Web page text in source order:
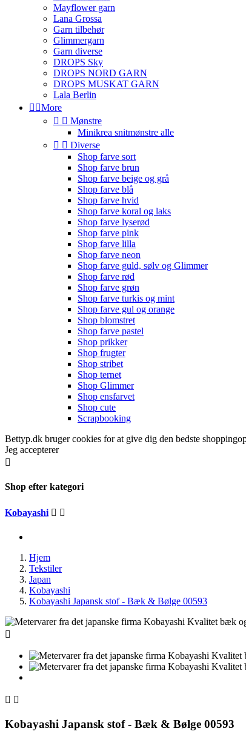
Mayflower garn
Lana Grossa
Garn tilbehør
Glimmergarn
Garn diverse
DROPS Sky
DROPS NORD GARN
DROPS MUSKAT GARN
Lala Berlin
 More
  Mønstre
Minikrea snitmønstre alle
  Diverse
Shop farve sort
Shop farve brun
Shop farve beige og grå
Shop farve blå
Shop farve hvid
Shop farve koral og laks
Shop farve lyserød
Shop farve pink
Shop farve lilla
Shop farve neon
Shop farve guld, sølv og Glimmer
Shop farve rød
Shop farve grøn
Shop farve turkis og mint
Shop farve gul og orange
Shop blomstret
Shop farve pastel
Shop prikker
Shop frugter
Shop stribet
Shop ternet
Shop Glimmer
Shop ensfarvet
Shop cute
Scrapbooking
Bettyp.dk bruger cookies for at give dig den bedste
Jeg accepterer

Shop efter kategori
Kobayashi  
Hjem
Tekstiler
Japan
Kobayashi
Kobayashi Japansk stof - Bæk & Bølge 00593

 
Kobayashi Japansk stof - Bæk & Bølge 00593